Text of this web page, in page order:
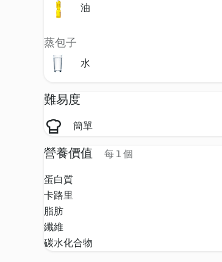
油
蒸包子
水
難易度
簡單
營養價值 每 1 個
蛋白質
卡路里
脂肪
纖維
碳水化合物